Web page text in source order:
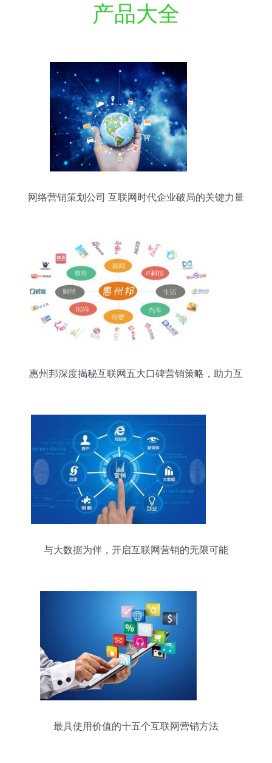
产品大全
网络营销策划公司 互联网时代企业破局的关键力量
惠州邦深度揭秘互联网五大口碑营销策略，助力互
与大数据为伴，开启互联网营销的无限可能
最具使用价值的十五个互联网营销方法